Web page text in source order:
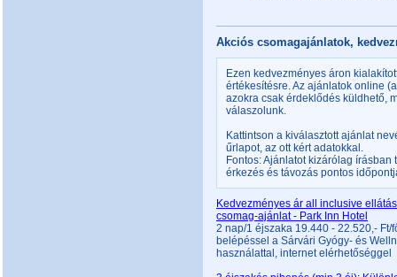
Akciós csomagajánlatok,
Ezen kedvezményes áron
értékesítésre. Az ajánlatok online
azokra csak érdeklődés küldhető,
válaszolunk.
Kattintson a kiválasztott ajánlat
űrlapot, az ott kért adatokkal.
Fontos: Ajánlatot kizárólag
érkezés és távozás pontos
Kedvezményes ár all inclusive
csomag-ajánlat - Park Inn Hotel
2 nap/1 éjszaka 19.440 - 22.520,-
belépéssel a Sárvári Gyógy- és
használattal, internet elérhetőséggel